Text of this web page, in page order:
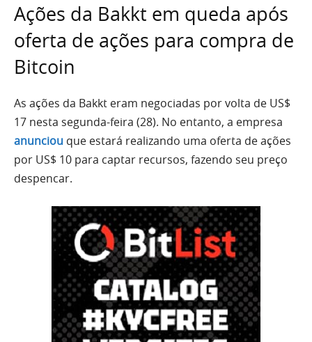
Ações da Bakkt em queda após
oferta de ações para compra de
Bitcoin
As ações da Bakkt eram negociadas por volta de US$
17 nesta segunda-feira (28). No entanto, a empresa
anunciou que estará realizando uma oferta de ações
por US$ 10 para captar recursos, fazendo seu preço
despencar.